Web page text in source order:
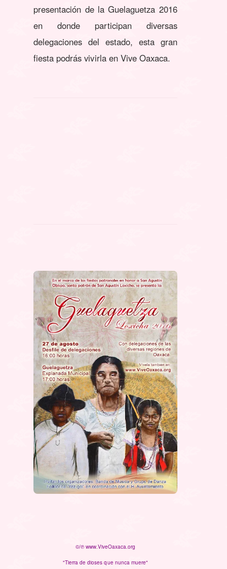
presentación de la Guelaguetza 2016
en donde participan diversas
delegaciones del estado, esta gran
fiesta podrás vivirla en Vive Oaxaca.
©/℗ www.ViveOaxaca.org
"Tierra de dioses que nunca muere"